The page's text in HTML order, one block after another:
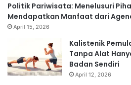
Politik Pariwisata: Menelusuri
Mendapatkan Manfaat dari
April 15, 2026
Kalistenik
Tanpa Alat
Badan Sendiri
April 12, 2026